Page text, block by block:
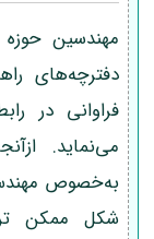
مهندسین
دفترچه‌های
فراوانی در
می‌نماید.
به‌خصوص
شکل ممکن